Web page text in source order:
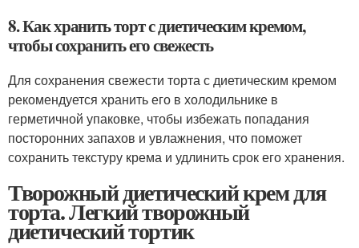
8. Как хранить торт с диетическим кремом,
чтобы сохранить его свежесть
Для сохранения свежести торта с диетическим кремом
рекомендуется хранить его в холодильнике в
герметичной упаковке, чтобы избежать попадания
посторонних запахов и увлажнения, что поможет
сохранить текстуру крема и удлинить срок его хранения.
Творожный диетический крем для
торта. Легкий творожный
диетический тортик